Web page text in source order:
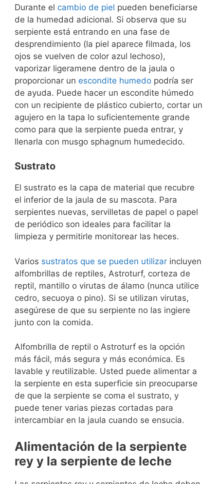
Durante el cambio de piel pueden beneficiarse
de la humedad adicional. Si observa que su
serpiente está entrando en una fase de
desprendimiento (la piel aparece filmada, los
ojos se vuelven de color azul lechoso),
vaporizar ligeramene dentro de la jaula o
proporcionar un escondite humedo podría ser
de ayuda. Puede hacer un escondite húmedo
con un recipiente de plástico cubierto, cortar un
agujero en la tapa lo suficientemente grande
como para que la serpiente pueda entrar, y
llenarla con musgo sphagnum humedecido.
Sustrato
El sustrato es la capa de material que recubre
el inferior de la jaula de su mascota. Para
serpientes nuevas, servilletas de papel o papel
de periódico son ideales para facilitar la
limpieza y permitirle monitorear las heces.
Varios sustratos que se pueden utilizar incluyen
alfombrillas de reptiles, Astroturf, corteza de
reptil, mantillo o virutas de álamo (nunca utilice
cedro, secuoya o pino). Si se utilizan virutas,
asegúrese de que su serpiente no las ingiere
junto con la comida.
Alfombrilla de reptil o Astroturf es la opción
más fácil, más segura y más económica. Es
lavable y reutilizable. Usted puede alimentar a
la serpiente en esta superficie sin preocuparse
de que la serpiente se coma el sustrato, y
puede tener varias piezas cortadas para
intercambiar en la jaula cuando se ensucia.
Alimentación de la serpiente
rey y la serpiente de leche